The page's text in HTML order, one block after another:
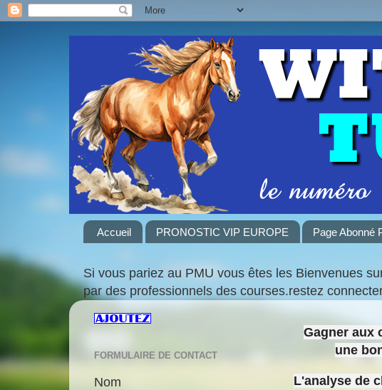
Accueil PRONOSTIC VIP EUROPE Page Abonné
Si vous pariez au PMU vous êtes les Bienvenues
par des professionnels des courses.restez
Gagner aux
une
L'analyse de
FORMULAIRE DE CONTACT
Nom